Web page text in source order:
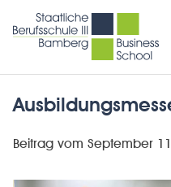
Beitrag vom September